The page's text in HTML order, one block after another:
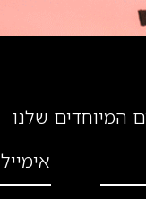
המיוחדים שלנו
אימייל